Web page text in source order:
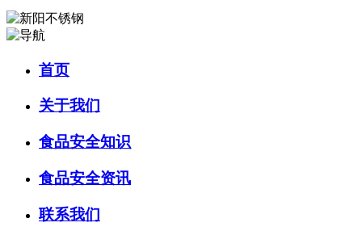
首页
关于我们
食品安全知识
食品安全资讯
联系我们